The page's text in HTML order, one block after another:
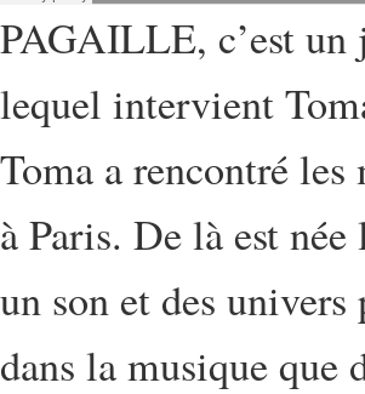
PAGAILLE, c’est
lequel intervient
Toma a rencontré
à Paris. De là est
un son et des
dans la musique que